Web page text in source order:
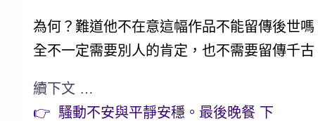
為何？難道他不在意這幅作品不能留傳後世
全不一定需要別人的肯定，也不需要留傳千
續下文 …
👉 騷動不安與平靜安穩。最後晚餐 下